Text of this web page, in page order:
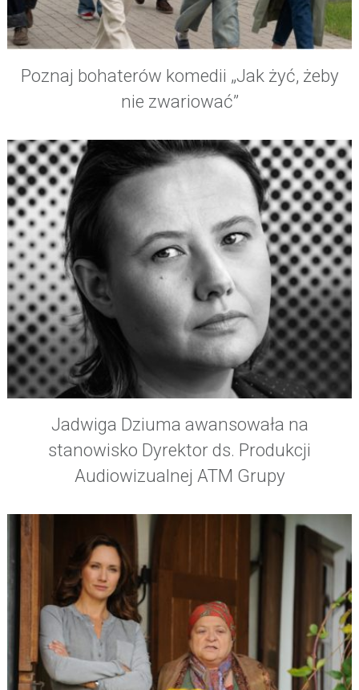
Poznaj bohaterów komedii „Jak żyć, żeby
nie zwariować”
Jadwiga Dziuma awansowała na
stanowisko Dyrektor ds. Produkcji
Audiowizualnej ATM Grupy